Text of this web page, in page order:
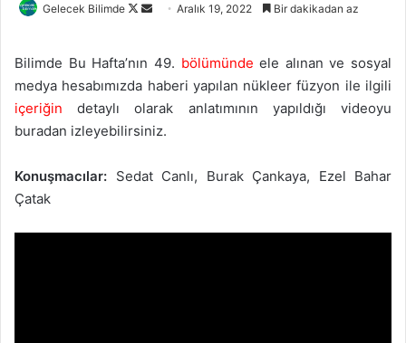
Gelecek Bilimde
Follow
Bir
göndermek
Aralık 19, 2022 Bir dakikadan az
Bilimde Bu Hafta’nın 49. bölümünde ele alınan ve sosyal
medya hesabımızda haberi yapılan nükleer füzyon ile ilgili
içeriğin detaylı olarak anlatımının yapıldığı videoyu
buradan izleyebilirsiniz.
Konuşmacılar: Sedat Canlı, Burak Çankaya, Ezel Bahar
Çatak